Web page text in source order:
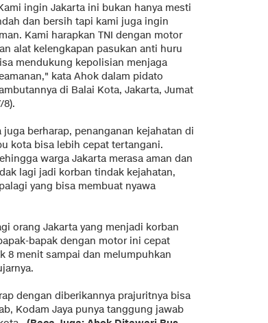
ingin Jakarta ini bukan hanya mesti
dan bersih tapi kami juga ingin
Kami harapkan TNI dengan motor
alat kelengkapan pasukan anti huru
mendukung kepolisian menjaga
kata Ahok dalam pidato
di Balai Kota, Jakarta, Jumat
8).
juga berharap, penanganan kejahatan di
kota bisa lebih cepat tertangani.
warga Jakarta merasa aman dan
lagi jadi korban tindak kejahatan,
yang bisa membuat nyawa
orang Jakarta yang menjadi korban
bapak dengan motor ini cepat
8 menit sampai dan melumpuhkan
dengan diberikannya prajuritnya bisa
Kodam Jaya punya tanggung jawab